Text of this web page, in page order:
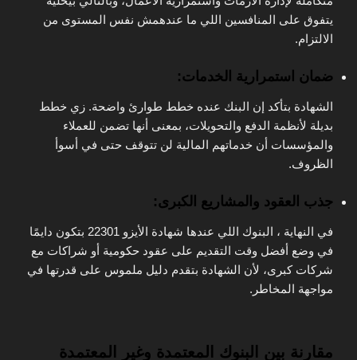
يتفوق على المنافسين اللي ما عندهمش نفس المستوى من
الالتزام.
ضمان استمرارية الخدمات:
الشهادة بتأكد إن البنك عنده خطط طوارئ واضحة. زي خطط
بديلة لأنظمة الدفع والتحويلات، بمعنى أنها تضمن للعملاء
والمؤسسات أن خدماتهم المالية لن تتوقف حتى في أسوأ
الظروف.
جذب العقود والمشاريع الكبرى:
في النهاية ، البنوك اللي عندها شهادة الأيزو 22301 بتكون دايمًا
في وضع أفضل وقت التقديم على عقود حكومية أو شراكات مع
شركات كبرى، لأن الشهادة بتقدم دليل ملموس على قدرتها في
مواجهة المخاطر.
مقارنة بين البنوك المعتمدة وغير المعتمدة